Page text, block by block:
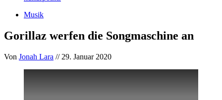
Musik
Gorillaz werfen die Songmaschine an
Von Jonah Lara // 29. Januar 2020